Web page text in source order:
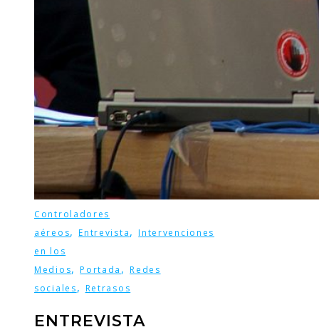
Controladores
aéreos,Entrevista,Intervenciones
en los
Medios,Portada ,Redes
sociales, Retrasos
ENTREVISTA